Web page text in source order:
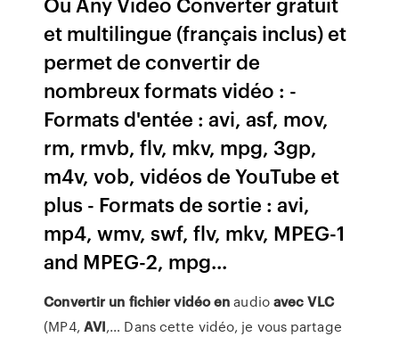
et multilingue (français inclus) et
permet de convertir de
nombreux formats vidéo : -
Formats d'entée : avi, asf, mov,
rm, rmvb, flv, mkv, mpg, 3gp,
m4v, vob, vidéos de YouTube et
plus - Formats de sortie : avi,
mp4, wmv, swf, flv, mkv, MPEG-1
and MPEG-2, mpg...
Convertir un fichier vidéoenaudioavec VLC
(MP4, AVI,… Dans cette vidéo, je vous partage